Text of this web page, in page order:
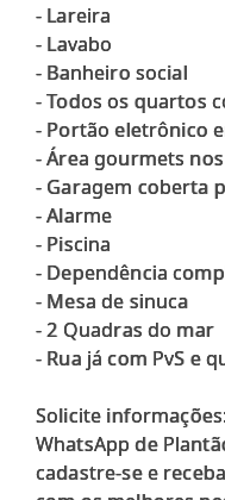
- Lareira
- ⁠Lavabo
- ⁠Banheiro social
- Todos os quartos
- Portão eletrônico
- Área gourmets
- Garagem coberta
- Alarme
- Piscina
- Dependência
- Mesa de sinuca
- ⁠2 Quadras do mar
- Rua já com PvS e
Solicite
WhatsApp de
cadastre-se e